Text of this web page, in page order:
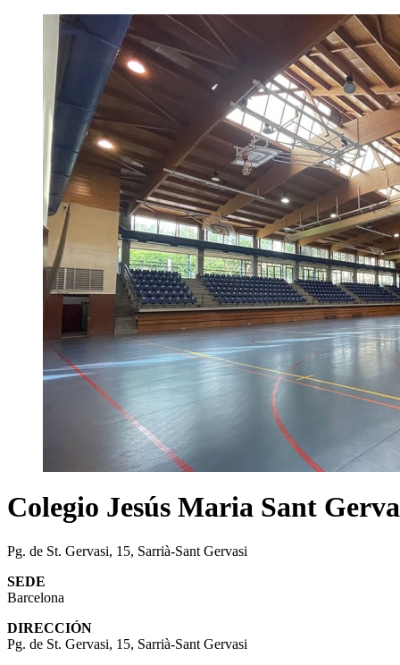
Colegio Jesús Maria Sant
Pg. de St. Gervasi, 15, Sarrià-Sant Gervasi
SEDE
Barcelona
DIRECCIÓN
Pg. de St. Gervasi, 15, Sarrià-Sant Gervasi